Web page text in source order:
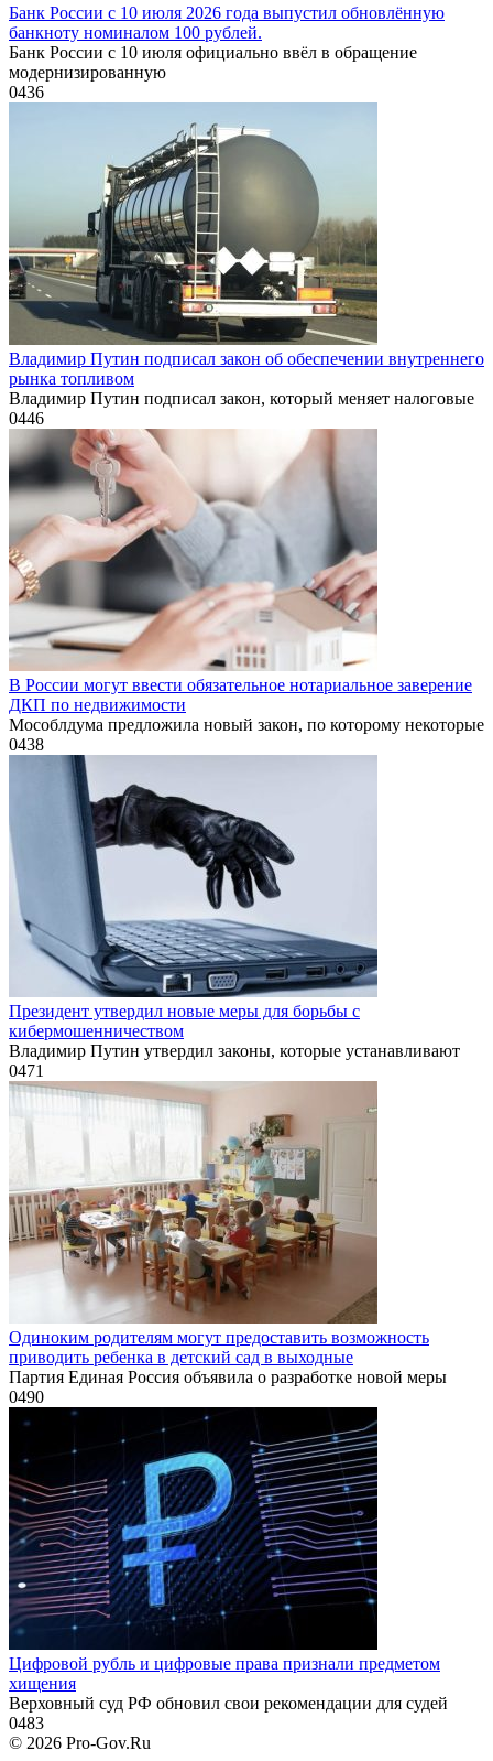
Банк России с 10 июля 2026 года выпустил обновлённую
банкноту номиналом 100 рублей.
Банк России с 10 июля официально ввёл в обращение
модернизированную
0436
Владимир Путин подписал закон об обеспечении внутреннего
рынка топливом
Владимир Путин подписал закон, который меняет налоговые
0446
В России могут ввести обязательное нотариальное заверение
ДКП по недвижимости
Мособлдума предложила новый закон, по которому некоторые
0438
Президент утвердил новые меры для борьбы с
кибермошенничеством
Владимир Путин утвердил законы, которые устанавливают
0471
Одиноким родителям могут предоставить возможность
приводить ребенка в детский сад в выходные
Партия Единая Россия объявила о разработке новой меры
0490
Цифровой рубль и цифровые права признали предметом
хищения
Верховный суд РФ обновил свои рекомендации для судей
0483
© 2026 Pro-Gov.Ru